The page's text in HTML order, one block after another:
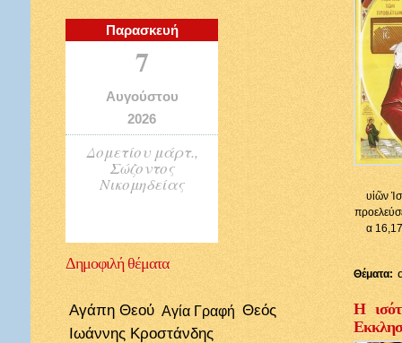
Παρασκευή
7
Αυγούστου
2026
Δομετίου μάρτ.,
Σώζοντος
Νικομηδείας
Δημοφιλήθέματα
Αγάπη Θεού Αγία Γραφή Θεός
Ιωάννης Κροστάνδης
υἱῶν
α 16,17
Θέματα:
Η